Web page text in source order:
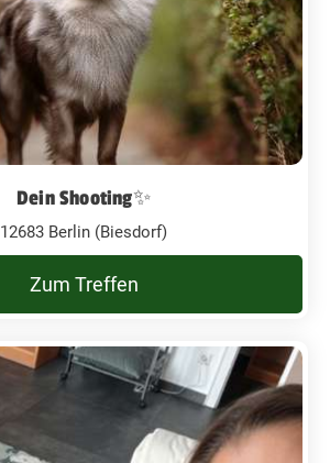
Dein Shooting✨️
12683 Berlin (Biesdorf)
Zum Treffen